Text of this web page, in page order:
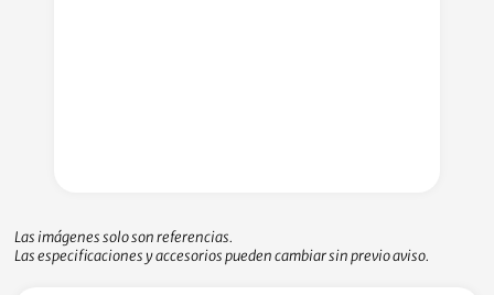
Las imágenes solo son referencias.
Las especificaciones y accesorios pueden cambiar sin previo aviso.